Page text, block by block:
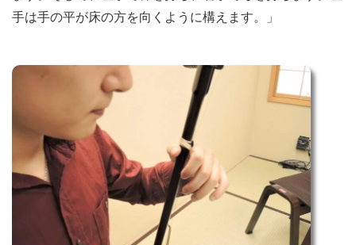
手は手の平が床の方を向くように構えます。」